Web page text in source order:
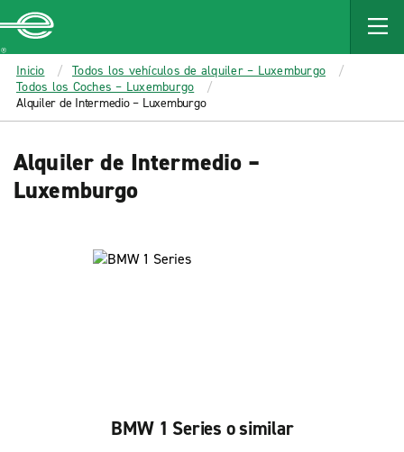
MAIN
CONTENT
Enterprise
Inicio
Todos los vehículos de alquiler – Luxemburgo
Todos los Coches – Luxemburgo
Alquiler de Intermedio – Luxemburgo
Alquiler de Intermedio –
Luxemburgo
BMW 1 Series o similar